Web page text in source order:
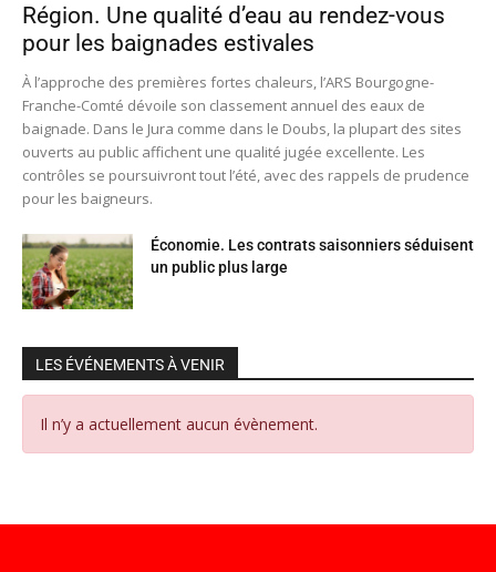
Région. Une qualité d’eau au rendez-vous
pour les baignades estivales
À l’approche des premières fortes chaleurs, l’ARS Bourgogne-
Franche-Comté dévoile son classement annuel des eaux de
baignade. Dans le Jura comme dans le Doubs, la plupart des sites
ouverts au public affichent une qualité jugée excellente. Les
contrôles se poursuivront tout l’été, avec des rappels de prudence
pour les baigneurs.
Économie. Les contrats saisonniers séduisent
un public plus large
LES ÉVÉNEMENTS À VENIR
Il n’y a actuellement aucun évènement.